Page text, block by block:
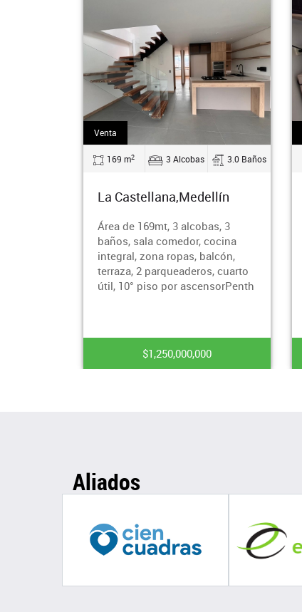
Venta
169 m2 3 Alcobas 3.0 Baños
La Castellana,Medellín
Área de 169mt, 3 alcobas, 3
baños, sala comedor, cocina
integral, zona ropas, balcón,
terraza, 2 parqueaderos, cuarto
útil, 10° piso por ascensorPenth
$1,250,000,000
Aliados